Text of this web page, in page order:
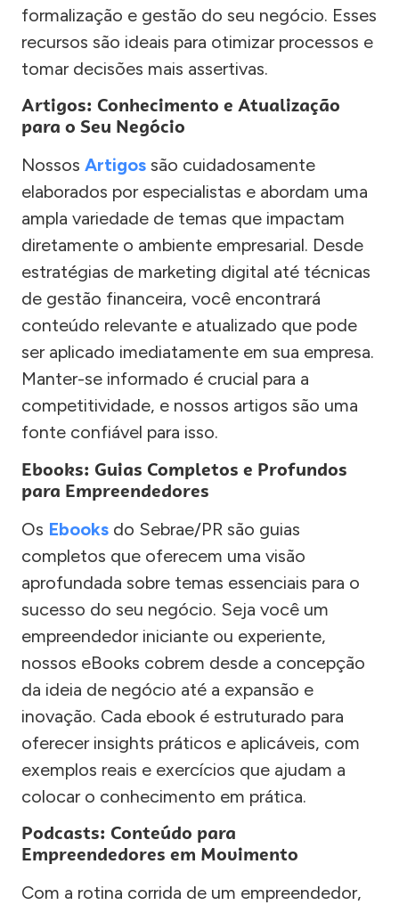
formalização e gestão do seu negócio. Esses
recursos são ideais para otimizar processos e
tomar decisões mais assertivas.
Artigos: Conhecimento e Atualização
para o Seu Negócio
Nossos Artigos são cuidadosamente
elaborados por especialistas e abordam uma
ampla variedade de temas que impactam
diretamente o ambiente empresarial. Desde
estratégias de marketing digital até técnicas
de gestão financeira, você encontrará
conteúdo relevante e atualizado que pode
ser aplicado imediatamente em sua empresa.
Manter-se informado é crucial para a
competitividade, e nossos artigos são uma
fonte confiável para isso.
Ebooks: Guias Completos e Profundos
para Empreendedores
Os Ebooks do Sebrae/PR são guias
completos que oferecem uma visão
aprofundada sobre temas essenciais para o
sucesso do seu negócio. Seja você um
empreendedor iniciante ou experiente,
nossos eBooks cobrem desde a concepção
da ideia de negócio até a expansão e
inovação. Cada ebook é estruturado para
oferecer insights práticos e aplicáveis, com
exemplos reais e exercícios que ajudam a
colocar o conhecimento em prática.
Podcasts: Conteúdo para
Empreendedores em Movimento
Com a rotina corrida de um empreendedor,